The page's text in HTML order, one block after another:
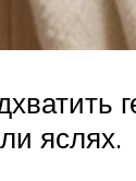
яслях.